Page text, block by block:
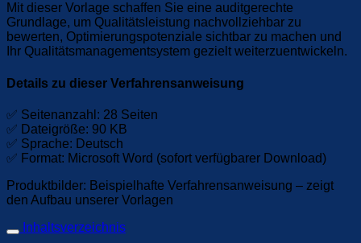
Mit dieser Vorlage schaffen Sie eine auditgerechte
Grundlage, um Qualitätsleistung nachvollziehbar zu
bewerten, Optimierungspotenziale sichtbar zu machen und
Ihr Qualitätsmanagementsystem gezielt weiterzuentwickeln.
Details zu dieser Verfahrensanweisung
✅ Seitenanzahl: 28 Seiten
✅ Dateigröße: 90 KB
✅ Sprache: Deutsch
✅ Format: Microsoft Word (sofort verfügbarer Download)
Produktbilder: Beispielhafte Verfahrensanweisung – zeigt
den Aufbau unserer Vorlagen
Inhaltsverzeichnis